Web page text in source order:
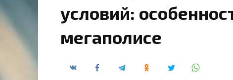
условий:
мегаполисе